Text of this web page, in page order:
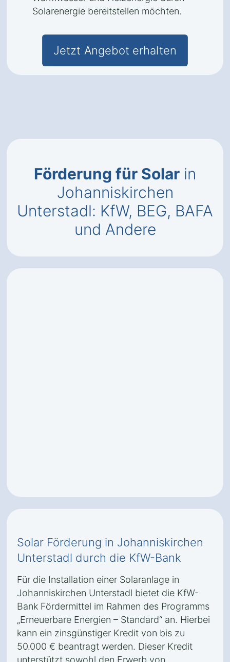
Solarenergie bereitstellen möchten.
Jetzt Angebot erhalten
Förderung für Solar in
Johanniskirchen
Unterstadl: KfW, BEG, BAFA
und Andere
Solar Förderung in Johanniskirchen
Unterstadl durch die KfW-Bank
Für die Installation einer Solaranlage in
Johanniskirchen Unterstadl bietet die KfW-
Bank Fördermittel im Rahmen des Programms
„Erneuerbare Energien – Standard“ an. Hierbei
kann ein zinsgünstiger Kredit von bis zu
50.000 € beantragt werden. Dieser Kredit
unterstützt sowohl den Erwerb von